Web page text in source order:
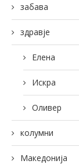
забава
здравје
Елена
Искра
Оливер
колумни
Македонија